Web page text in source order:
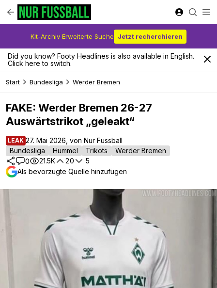
Kit-Archiv Erweiterte Suche Jetzt recherchieren
Did you know? Footy Headlines is also available in English.
Click here to switch.
Start Bundesliga Werder Bremen
FAKE: Werder Bremen 26-27
Auswärtstrikot „geleakt“
LEAK 27. Mai 2026, von Nur Fussball
Bundesliga
Hummel Trikots
Werder Bremen
0
21.5K 20
5
Als bevorzugte Quelle hinzufügen